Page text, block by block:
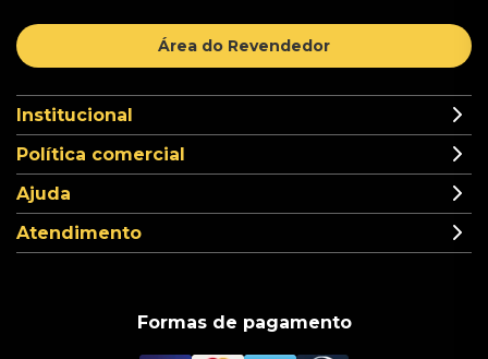
Área do Revendedor
Institucional
Política comercial
Ajuda
Atendimento
Formas de pagamento